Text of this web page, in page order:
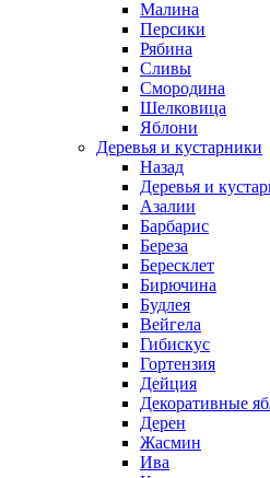
Малина
Персики
Рябина
Сливы
Смородина
Шелковица
Яблони
Деревья и кустарники
Назад
Деревья и
Азалии
Барбарис
Береза
Бересклет
Бирючина
Будлея
Вейгела
Гибискус
Гортензия
Дейция
Декоративные
Дерен
Жасмин
Ива